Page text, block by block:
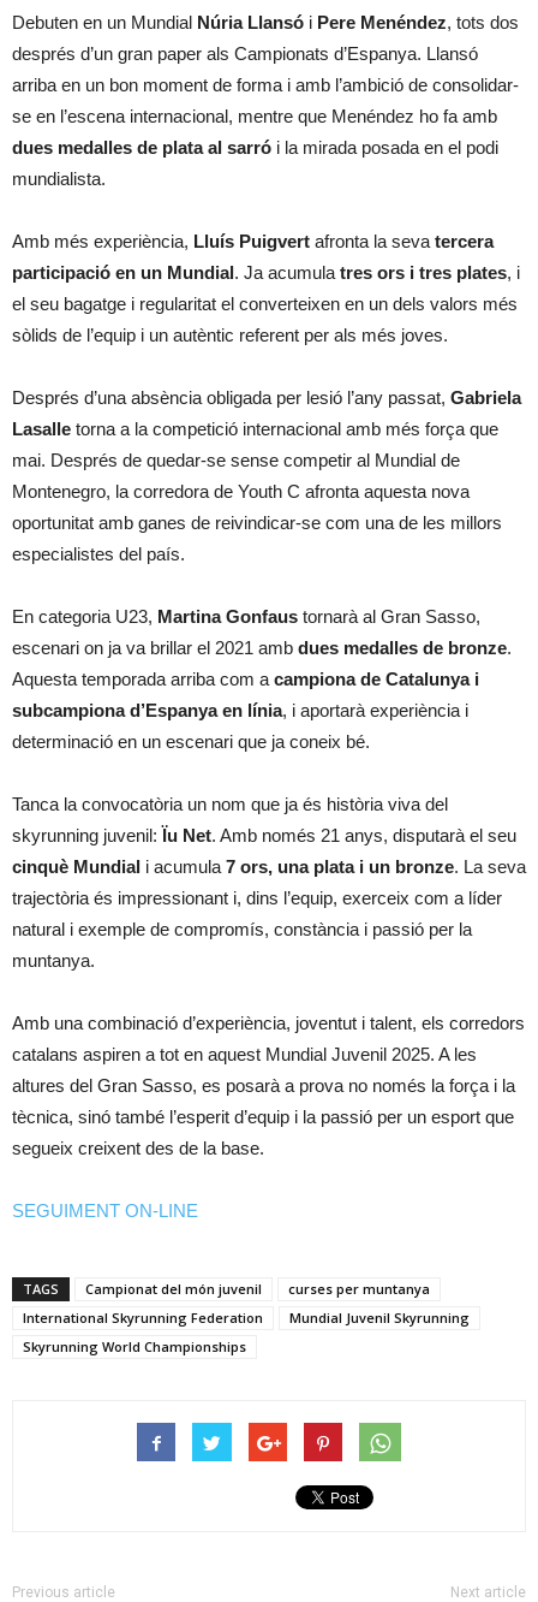
Debuten en un Mundial Núria Llansó i Pere Menéndez, tots dos
després d’un gran paper als Campionats d’Espanya. Llansó
arriba en un bon moment de forma i amb l’ambició de consolidar-
se en l’escena internacional, mentre que Menéndez ho fa amb
dues medalles de plata al sarró i la mirada posada en el podi
mundialista.
Amb més experiència, Lluís Puigvert afronta la seva tercera
participació en un Mundial. Ja acumula tres ors i tres plates, i
el seu bagatge i regularitat el converteixen en un dels valors més
sòlids de l’equip i un autèntic referent per als més joves.
Després d’una absència obligada per lesió l’any passat, Gabriela
Lasalle torna a la competició internacional amb més força que
mai. Després de quedar-se sense competir al Mundial de
Montenegro, la corredora de Youth C afronta aquesta nova
oportunitat amb ganes de reivindicar-se com una de les millors
especialistes del país.
En categoria U23, Martina Gonfaus tornarà al Gran Sasso,
escenari on ja va brillar el 2021 amb dues medalles de bronze.
Aquesta temporada arriba com a campiona de Catalunya i
subcampiona d’Espanya en línia, i aportarà experiència i
determinació en un escenari que ja coneix bé.
Tanca la convocatòria un nom que ja és història viva del
skyrunning juvenil: Ïu Net. Amb només 21 anys, disputarà el seu
cinquè Mundial i acumula 7 ors, una plata i un bronze. La seva
trajectòria és impressionant i, dins l’equip, exerceix com a líder
natural i exemple de compromís, constància i passió per la
muntanya.
Amb una combinació d’experiència, joventut i talent, els corredors
catalans aspiren a tot en aquest Mundial Juvenil 2025. A les
altures del Gran Sasso, es posarà a prova no només la força i la
tècnica, sinó també l’esperit d’equip i la passió per un esport que
segueix creixent des de la base.
SEGUIMENT ON-LINE
TAGS Campionat del món juvenil
curses per muntanya
International Skyrunning Federation
Mundial Juvenil Skyrunning
Skyrunning World Championships
Previous article Next article